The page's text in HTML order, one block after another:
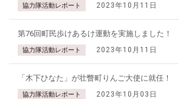
協力隊活動レポート 2023年10月11日
第76回町民歩けあるけ運動を実施しました！
協力隊活動レポート 2023年10月11日
「木下ひなた」が壮瞥町りんご大使に就任！
協力隊活動レポート 2023年10月03日